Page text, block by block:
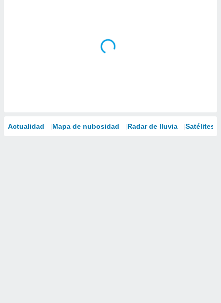
Actualidad Mapa de nubosidad Radar de lluvia Satélites